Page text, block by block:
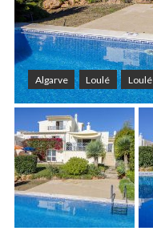
Algarve Loulé Loulé